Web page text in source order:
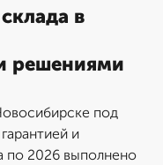
в
решениями
под
и
по 2026 выполнено